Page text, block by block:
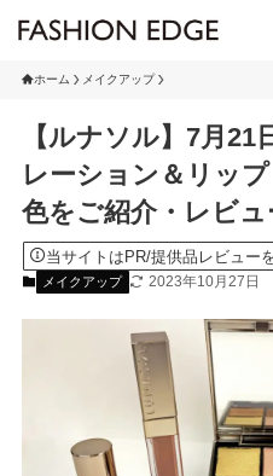
ホーム メイクアップ
【ルナソル】7月
レーション＆リッ
色をご紹介・レビュ
当サイトはPR/提供品レビュー
メイクアップ 2023年10月27日